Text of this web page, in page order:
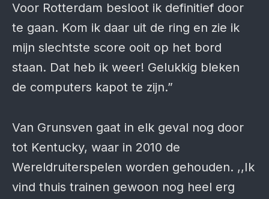
Voor Rotterdam besloot ik definitief door
te gaan. Kom ik daar uit de ring en zie ik
mijn slechtste score ooit op het bord
staan. Dat heb ik weer! Gelukkig bleken
de computers kapot te zijn.”
Van Grunsven gaat in elk geval nog door
tot Kentucky, waar in 2010 de
Wereldruiterspelen worden gehouden. ,,Ik
vind thuis trainen gewoon nog heel erg